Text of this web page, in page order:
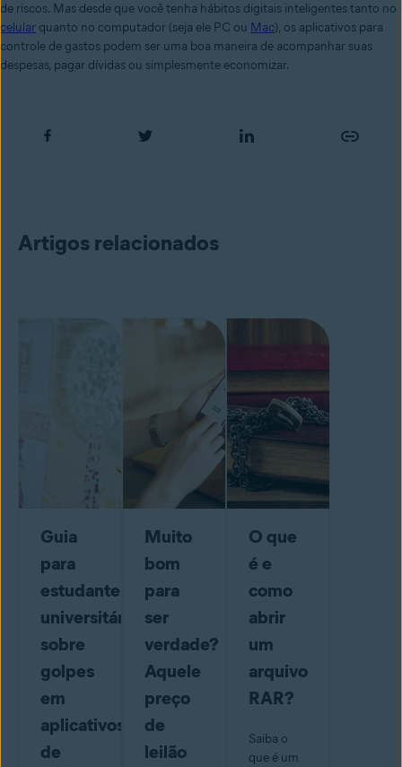
de riscos. Mas desde que você tenha hábitos digitais inteligentes tanto no
celular quanto no computador (seja ele PC ou Mac), os aplicativos para
controle de gastos podem ser uma boa maneira de acompanhar suas
despesas, pagar dívidas ou simplesmente economizar.
Artigos relacionados
Guia
para
estudantes
universitários
sobre
golpes
em
aplicativos
de
Muito
bom
para
ser
verdade?
Aquele
preço
de
leilão
O que
é e
como
abrir
um
arquivo
RAR?
Saiba o
que é um